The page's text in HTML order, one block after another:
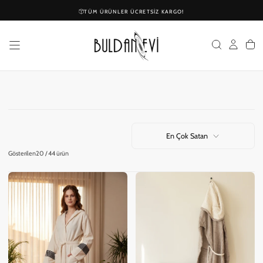
TÜM ÜRÜNLER ÜCRETSIZ KARGO!
En Çok Satan
Gösterilen20 / 44 ürün